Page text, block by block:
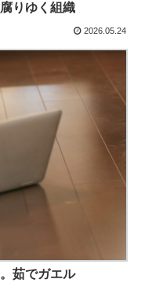
りゆく組織
2026.05.24
茹でガエル